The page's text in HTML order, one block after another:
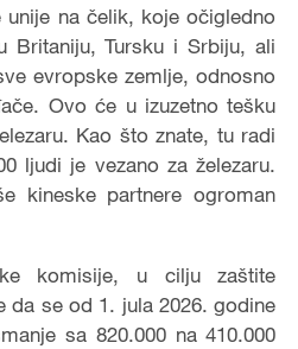
unije na čelik, koje očigledno
Britaniju, Tursku i Srbiju, ali
evropske zemlje, odnosno
Ovo će u izuzetno tešku
Kao što znate, tu radi
ljudi je vezano za železaru.
kineske partnere ogroman
komisije, u cilju zaštite
da se od 1. jula 2026. godine
sa 820.000 na 410.000